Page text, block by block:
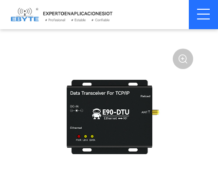
Home > Módem > enlace
datos inalámbricos
